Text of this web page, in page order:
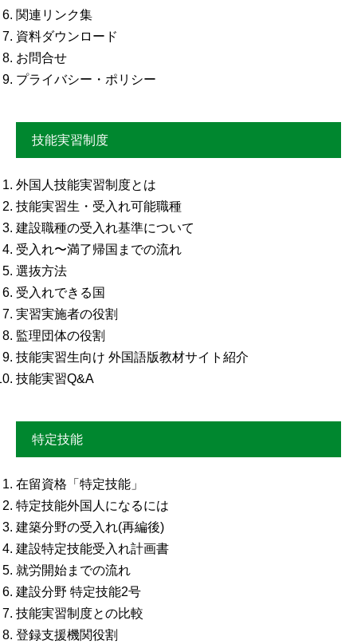
関連リンク集
資料ダウンロード
お問合せ
プライバシー・ポリシー
技能実習制度
外国人技能実習制度とは
技能実習生・受入れ可能職種
建設職種の受入れ基準について
受入れ〜満了帰国までの流れ
選抜方法
受入れできる国
実習実施者の役割
監理団体の役割
技能実習生向け 外国語版教材サイト紹介
技能実習Q&A
特定技能
在留資格「特定技能」
特定技能外国人になるには
建築分野の受入れ(再編後)
建設特定技能受入れ計画書
就労開始までの流れ
建設分野 特定技能2号
技能実習制度との比較
登録支援機関役割